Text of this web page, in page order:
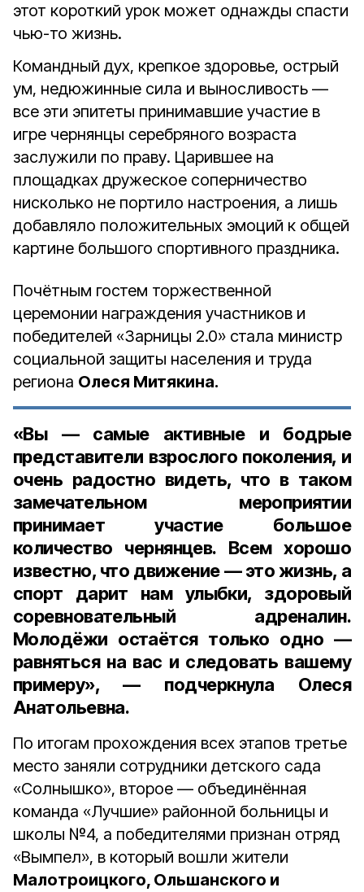
этот короткий урок может однажды спасти
чью-то жизнь.
Командный дух, крепкое здоровье, острый
ум, недюжинные сила и выносливость —
все эти эпитеты принимавшие участие в
игре чернянцы серебряного возраста
заслужили по праву. Царившее на
площадках дружеское соперничество
нисколько не портило настроения, а лишь
добавляло положительных эмоций к общей
картине большого спортивного праздника.
Почётным гостем торжественной
церемонии награждения участников и
победителей «Зарницы 2.0» стала министр
социальной защиты населения и труда
региона Олеся Митякина.
«Вы — самые активные и бодрые
представители взрослого поколения, и
очень радостно видеть, что в таком
замечательном мероприятии
принимает участие большое
количество чернянцев. Всем хорошо
известно, что движение — это жизнь, а
спорт дарит нам улыбки, здоровый
соревновательный адреналин.
Молодёжи остаётся только одно —
равняться на вас и следовать вашему
примеру», — подчеркнула Олеся
Анатольевна.
По итогам прохождения всех этапов третье
место заняли сотрудники детского сада
«Солнышко», второе — объединённая
команда «Лучшие» районной больницы и
школы №4, а победителями признан отряд
«Вымпел», в который вошли жители
Малотроицкого, Ольшанского и